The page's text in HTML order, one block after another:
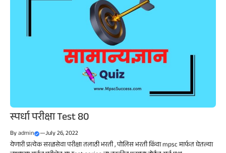
स्पर्धा परीक्षा Test 80
Byadmin —July 26, 2022
येणारी प्रत्येक सरळसेवा परीक्षा तलाठी भरती , पोलिस भरती किंवा mpsc मार्फत घेतल्या